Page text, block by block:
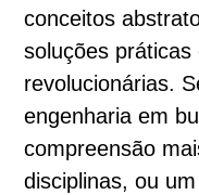
conceitos
soluções práticas
revolucionárias.
engenharia em
compreensão
disciplinas, ou